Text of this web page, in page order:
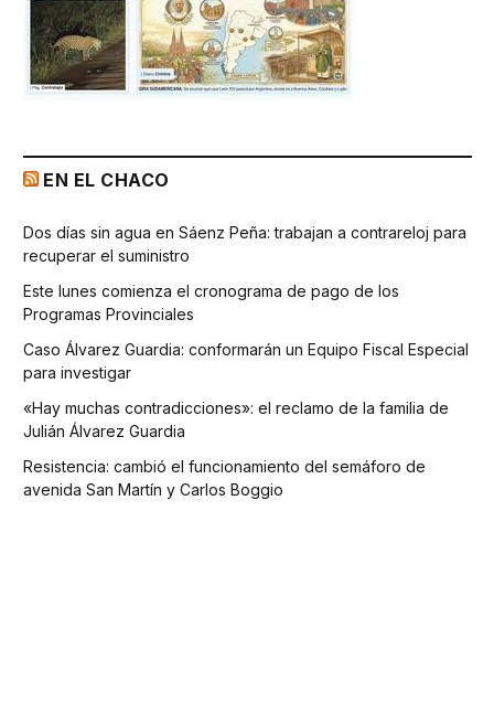
EN EL CHACO
Dos días sin agua en Sáenz Peña: trabajan a contrareloj para
recuperar el suministro
Este lunes comienza el cronograma de pago de los
Programas Provinciales
Caso Álvarez Guardia: conformarán un Equipo Fiscal Especial
para investigar
«Hay muchas contradicciones»: el reclamo de la familia de
Julián Álvarez Guardia
Resistencia: cambió el funcionamiento del semáforo de
avenida San Martín y Carlos Boggio